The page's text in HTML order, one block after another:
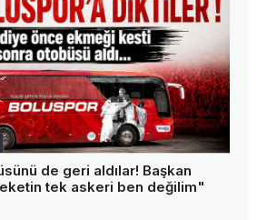
de geri aldılar! Başkan
tek askeri ben değilim"